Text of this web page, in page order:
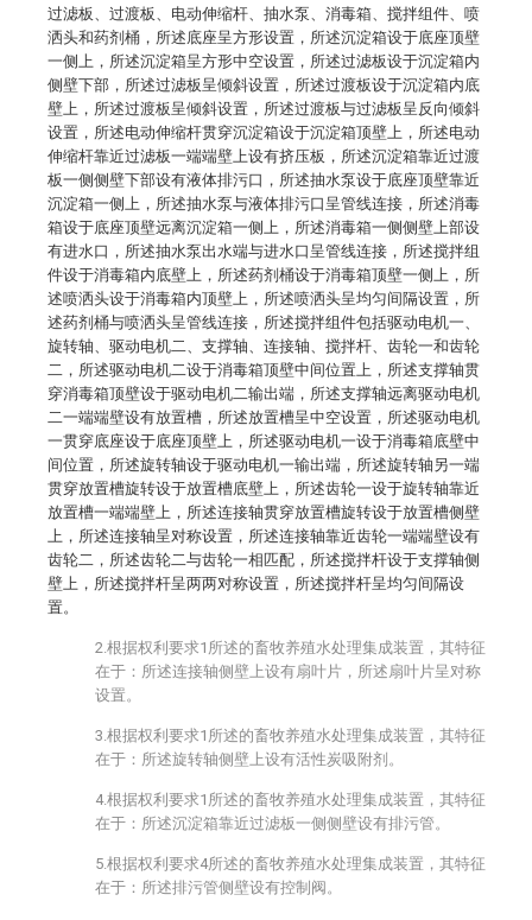
过滤板、过渡板、电动伸缩杆、抽水泵、消毒箱、搅拌组件、喷
洒头和药剂桶，所述底座呈方形设置，所述沉淀箱设于底座顶壁
一侧上，所述沉淀箱呈方形中空设置，所述过滤板设于沉淀箱内
侧壁下部，所述过滤板呈倾斜设置，所述过渡板设于沉淀箱内底
壁上，所述过渡板呈倾斜设置，所述过渡板与过滤板呈反向倾斜
设置，所述电动伸缩杆贯穿沉淀箱设于沉淀箱顶壁上，所述电动
伸缩杆靠近过滤板一端端壁上设有挤压板，所述沉淀箱靠近过渡
板一侧侧壁下部设有液体排污口，所述抽水泵设于底座顶壁靠近
沉淀箱一侧上，所述抽水泵与液体排污口呈管线连接，所述消毒
箱设于底座顶壁远离沉淀箱一侧上，所述消毒箱一侧侧壁上部设
有进水口，所述抽水泵出水端与进水口呈管线连接，所述搅拌组
件设于消毒箱内底壁上，所述药剂桶设于消毒箱顶壁一侧上，所
述喷洒头设于消毒箱内顶壁上，所述喷洒头呈均匀间隔设置，所
述药剂桶与喷洒头呈管线连接，所述搅拌组件包括驱动电机一、
旋转轴、驱动电机二、支撑轴、连接轴、搅拌杆、齿轮一和齿轮
二，所述驱动电机二设于消毒箱顶壁中间位置上，所述支撑轴贯
穿消毒箱顶壁设于驱动电机二输出端，所述支撑轴远离驱动电机
二一端端壁设有放置槽，所述放置槽呈中空设置，所述驱动电机
一贯穿底座设于底座顶壁上，所述驱动电机一设于消毒箱底壁中
间位置，所述旋转轴设于驱动电机一输出端，所述旋转轴另一端
贯穿放置槽旋转设于放置槽底壁上，所述齿轮一设于旋转轴靠近
放置槽一端端壁上，所述连接轴贯穿放置槽旋转设于放置槽侧壁
上，所述连接轴呈对称设置，所述连接轴靠近齿轮一端端壁设有
齿轮二，所述齿轮二与齿轮一相匹配，所述搅拌杆设于支撑轴侧
壁上，所述搅拌杆呈两两对称设置，所述搅拌杆呈均匀间隔设
置。
2.根据权利要求1所述的畜牧养殖水处理集成装置，其特征
在于：所述连接轴侧壁上设有扇叶片，所述扇叶片呈对称
设置。
3.根据权利要求1所述的畜牧养殖水处理集成装置，其特征
在于：所述旋转轴侧壁上设有活性炭吸附剂。
4.根据权利要求1所述的畜牧养殖水处理集成装置，其特征
在于：所述沉淀箱靠近过滤板一侧侧壁设有排污管。
5.根据权利要求4所述的畜牧养殖水处理集成装置，其特征
在于：所述排污管侧壁设有控制阀。